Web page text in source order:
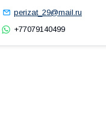
perizat_29@mail.ru
+77079140499